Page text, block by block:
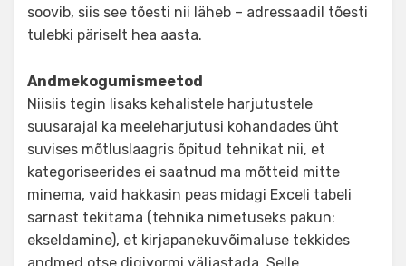
soovib, siis see tõesti nii läheb – adressaadil tõesti
tulebki päriselt hea aasta.
Andmekogumismeetod
Niisiis tegin lisaks kehalistele harjutustele
suusarajal ka meeleharjutusi kohandades üht
suvises mõtluslaagris õpitud tehnikat nii, et
kategoriseerides ei saatnud ma mõtteid mitte
minema, vaid hakkasin peas midagi Exceli tabeli
sarnast tekitama (tehnika nimetuseks pakun:
ekseldamine), et kirjapanekuvõimaluse tekkides